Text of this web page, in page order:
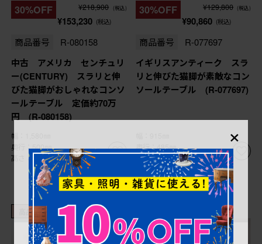
30%OFF ¥218,900 (税込)
¥153,230 (税込)
商品番号 R-080158
中古 アメリカ センチュリ
ー(CENTURY) スラリと伸
びた猫脚がおしゃれなコンソ
ールテーブル 定価約70万
円 (R-080158)
幅：1,580㎜
奥行：500㎜
高さ：865㎜
30%OFF ¥129,800 (税込)
¥90,860 (税込)
商品番号 R-077697
イギリスアンティーク スラ
リと伸びた猫脚が素敵なコン
ソールテーブル (R-077697)
奥行：485㎜
高さ：760㎜
高品質リペア済み品
×